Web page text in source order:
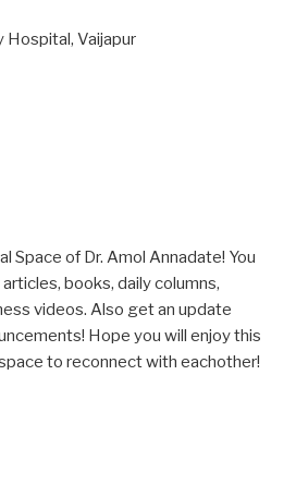
Hospital, Vaijapur
Space of Dr. Amol Annadate! You
books, daily columns,
videos. Also get an update
Hope you will enjoy this
to reconnect with eachother!